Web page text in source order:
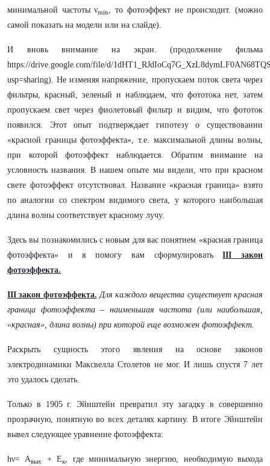
минимальной частоты νmin, то фотоэффект не происходит. (можно
самой показать на модели или на слайде).
И вновь внимание на экран. (продолжение фильма
https://drive.google.com/file/d/
usp=sharing). Не изменяя напряжение, пропускаем поток света через
фильтры, красный, зеленый и наблюдаем, что фототока нет, затем
пропускаем свет через фиолетовый фильтр и видим, что фототок
появился. Этот опыт подтверждает гипотезу о существовании
«красной границы фотоэффекта», т.е. максимальной длины волны,
при которой фотоэффект наблюдается. Обратим внимание на
условность названия. В нашем опыте мы видели, что при красном
свете фотоэффект отсутствовал. Название «красная граница» взято
по аналогии со спектром видимого света, у которого наибольшая
длина волны соответствует красному лучу.
Здесь вы познакомились с новым для вас понятием «красная граница
фотоэффекта» и я помогу вам сформулироватьIII закон
фотоэффекта.
III закон фотоэффекта. Для каждого вещества существует красная
граница фотоэффекта – наименьшая частота (или наибольшая,
«красная», длина волны) при которой еще возможен фотоэффект.
Раскрыть сущность этого явления на основе законов
электродинамики Максвелла Столетов не мог. И лишь спустя 7 лет
это удалось сделать.
Только в 1905 г. Эйнштейн превратил эту загадку в совершенно
прозрачную, понятную во всех деталях картину. В итоге Эйнштейн
вывел следующее уравнение фотоэффекта:
hν= Авых + Ек, где минимальную энергию, необходимую выхода